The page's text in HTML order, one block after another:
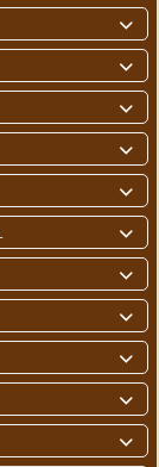










